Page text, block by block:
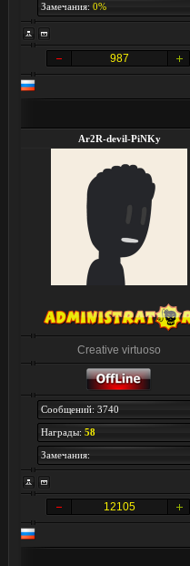
Замечания: 0%
987
Ar2R-devil-PiNKy
Creative virtuoso
Сообщений: 3740
Награды: 58
Замечания:
12105